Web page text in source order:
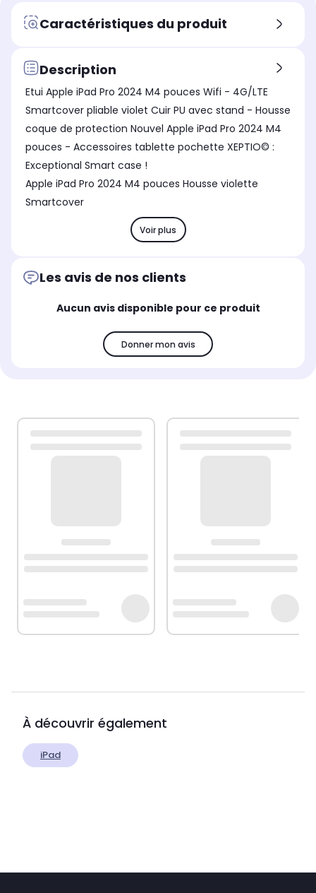
Caractéristiques du produit
Description
Etui Apple iPad Pro 2024 M4 pouces Wifi - 4G/LTE
Smartcover pliable violet Cuir PU avec stand - Housse
coque de protection Nouvel Apple iPad Pro 2024 M4
pouces - Accessoires tablette pochette XEPTIO© :
Exceptional Smart case !
Apple iPad Pro 2024 M4 pouces Housse violette
Smartcover
Voir plus
Les avis de nos clients
Aucun avis disponible pour ce produit
Donner mon avis
À découvrir également
iPad